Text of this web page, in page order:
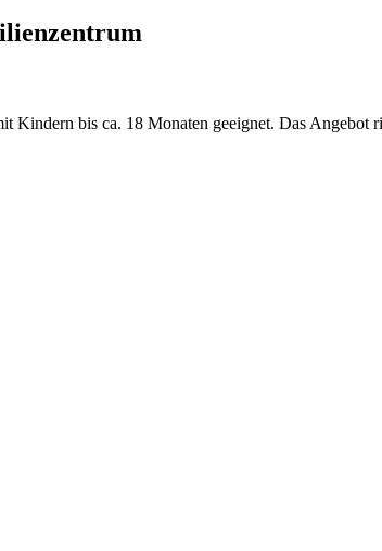
Kindern bis ca. 18 Monaten geeignet. Das Angebot